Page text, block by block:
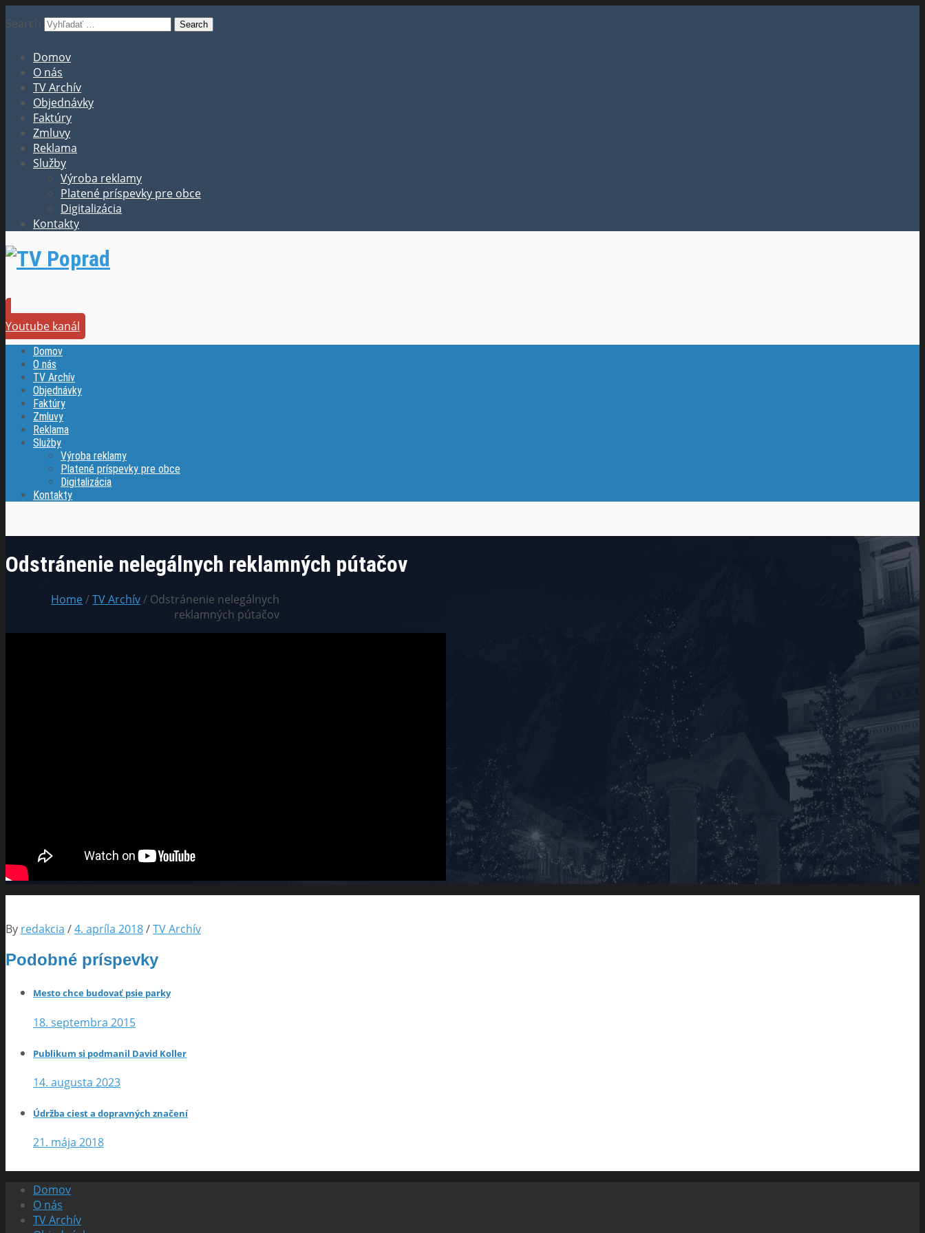
Search
Domov
O nás
TV Archív
Objednávky
Faktúry
Zmluvy
Reklama
Služby
Výroba reklamy
Platené príspevky pre obce
Digitalizácia
Kontakty
Youtube kanál
Domov
O nás
TV Archív
Objednávky
Faktúry
Zmluvy
Reklama
Služby
Výroba reklamy
Platené príspevky pre obce
Digitalizácia
Kontakty
Odstránenie nelegálnych reklamných pútačov
Home/TV Archív/ Odstránenie nelegálnych
reklamných pútačov
By redakcia /4. apríla 2018/TV Archív
Podobné príspevky
Mesto chce budovať psie parky
18. septembra 2015
Publikum si podmanil David Koller
14. augusta 2023
Údržba ciest a dopravných značení
21. mája 2018
Domov
O nás
TV Archív